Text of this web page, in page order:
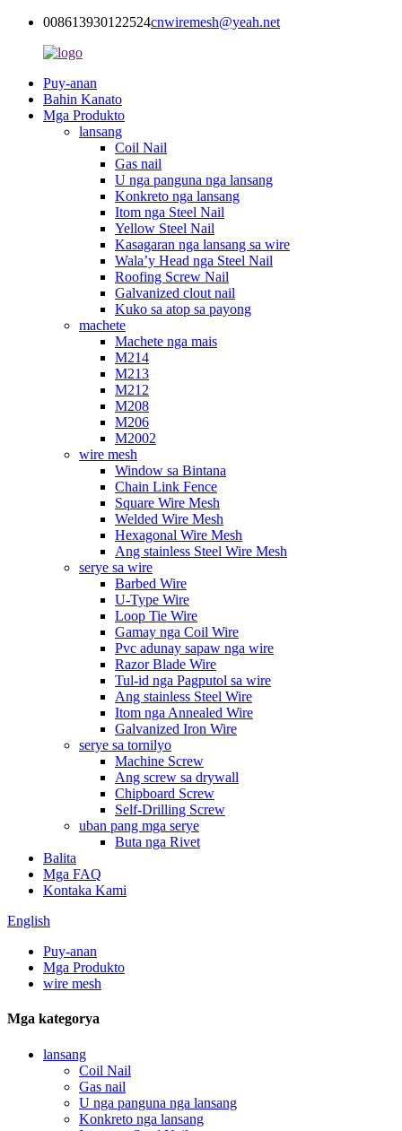
008613930122524cnwiremesh@yeah.net
Puy-anan
Bahin Kanato
Mga Produkto
lansang
Coil Nail
Gas nail
U nga panguna nga lansang
Konkreto nga lansang
Itom nga Steel Nail
Yellow Steel Nail
Kasagaran nga lansang sa wire
Wala’y Head nga Steel Nail
Roofing Screw Nail
Galvanized clout nail
Kuko sa atop sa payong
machete
Machete nga mais
M214
M213
M212
M208
M206
M2002
wire mesh
Window sa Bintana
Chain Link Fence
Square Wire Mesh
Welded Wire Mesh
Hexagonal Wire Mesh
Ang stainless Steel Wire Mesh
serye sa wire
Barbed Wire
U-Type Wire
Loop Tie Wire
Gamay nga Coil Wire
Pvc adunay sapaw nga wire
Razor Blade Wire
Tul-id nga Pagputol sa wire
Ang stainless Steel Wire
Itom nga Annealed Wire
Galvanized Iron Wire
serye sa tornilyo
Machine Screw
Ang screw sa drywall
Chipboard Screw
Self-Drilling Screw
uban pang mga serye
Buta nga Rivet
Balita
Mga FAQ
Kontaka Kami
English
Puy-anan
Mga Produkto
wire mesh
Mga kategorya
lansang
Coil Nail
Gas nail
U nga panguna nga lansang
Konkreto nga lansang